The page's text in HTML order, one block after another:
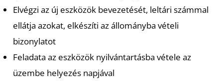
Elvégzi az új eszközök bevezetését, leltári számmal
ellátja azokat, elkészíti az állományba vételi
bizonylatot
Feladata az eszközök nyilvántartásba vétele az
üzembe helyezés napjával